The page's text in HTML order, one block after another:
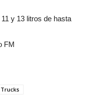
y 13 litros de hasta
FM